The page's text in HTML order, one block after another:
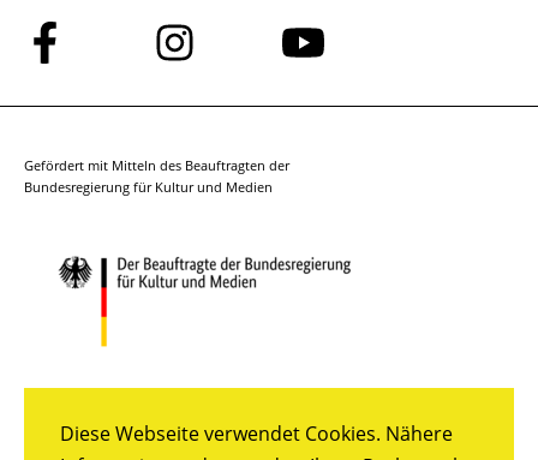
Diese Webseite verwendet Cookies. Nähere
Folge
uns
auf
Folge
uns
auf
Folge
auf
Gefördert mit Mitteln des Beauftragten der
Bundesregierung für Kultur und Medien